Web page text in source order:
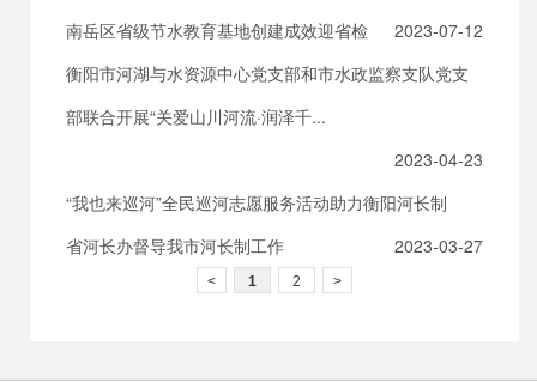
南岳区省级节水教育基地创建成效迎省检
2023-07-12
衡阳市河湖与水资源中心党支部和市水政监察支队党支
部联合开展“关爱山川河流·润泽千...
2023-04-23
“我也来巡河”全民巡河志愿服务活动助力衡阳河长制
2023-03-27
省河长办督导我市河长制工作
< 1 2 >